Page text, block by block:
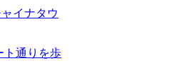
イナタウ
通りを歩